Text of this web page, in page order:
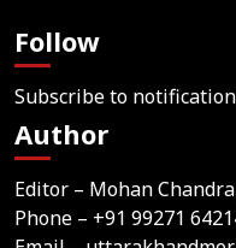
Follow
Subscribe to
Author
Editor – Mohan
Phone – +91 99271